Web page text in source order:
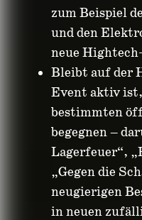
zum Beispiel
und den
neue
Bleibt auf der
Event aktiv
bestimmten
begegnen –
Lagerfeuer“,
„Gegen die
neugierigen
in neuen